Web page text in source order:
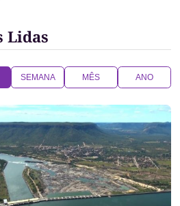
Lidas
SEMANA MÊS ANO